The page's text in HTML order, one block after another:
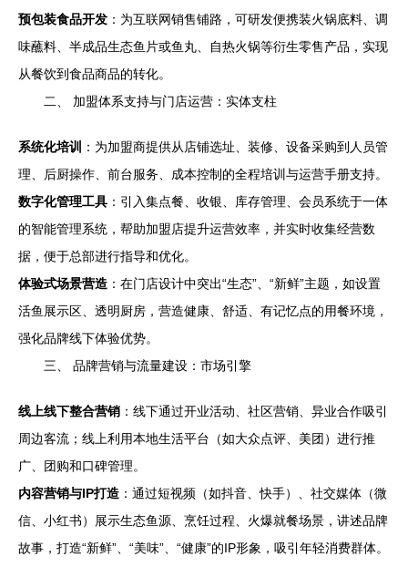
预包装食品开发 ：为互联网销售铺路，可研发便携装火锅底料、调
味蘸料、半成品生态鱼片或鱼丸、自热火锅等衍生零售产品，实现
从餐饮到食品商品的转化。
二、 加盟体系支持与门店运营：实体支柱
系统化培训
：为加盟商提供从店铺选址、装修、设备采购到人员管
理、后厨操作、前台服务、成本控制的全程培训与运营手册支持。
数字化管理工具 ：引入集点餐、收银、库存管理、会员系统于一体
的智能管理系统，帮助加盟店提升运营效率，并实时收集经营数
据，便于总部进行指导和优化。
体验式场景营造 ：在门店设计中突出“生态”、“新鲜”主题，如设置
活鱼展示区、透明厨房，营造健康、舒适、有记忆点的用餐环境，
强化品牌线下体验优势。
三、 品牌营销与流量建设：市场引擎
线上线下整合营销 ：线下通过开业活动、社区营销、异业合作吸引
周边客流；线上利用本地生活平台（如大众点评、美团）进行推
广、团购和口碑管理。
内容营销与IP打造 ：通过短视频（如抖音、快手）、社交媒体（微
信、小红书）展示生态鱼源、烹饪过程、火爆就餐场景，讲述品牌
故事，打造“新鲜”、“美味”、“健康”的IP形象，吸引年轻消费群体。